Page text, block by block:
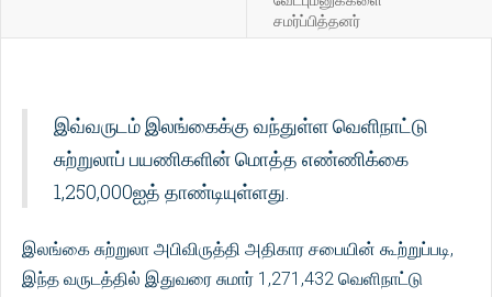
சமர்ப்பித்தனர்
இவ்வருடம் இலங்கைக்கு வந்துள்ள வெளிநாட்டு
சுற்றுலாப் பயணிகளின் மொத்த எண்ணிக்கை
1,250,000ஐத் தாண்டியுள்ளது.
இலங்கை சுற்றுலா அபிவிருத்தி அதிகார சபையின் கூற்றுப்படி,
இந்த வருடத்தில் இதுவரை சுமார் 1,271,432 வெளிநாட்டு